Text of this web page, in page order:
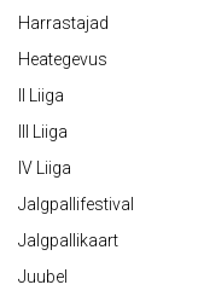
Harrastajad
Heategevus
II Liiga
III Liiga
IV Liiga
Jalgpallifestival
Jalgpallikaart
Juubel